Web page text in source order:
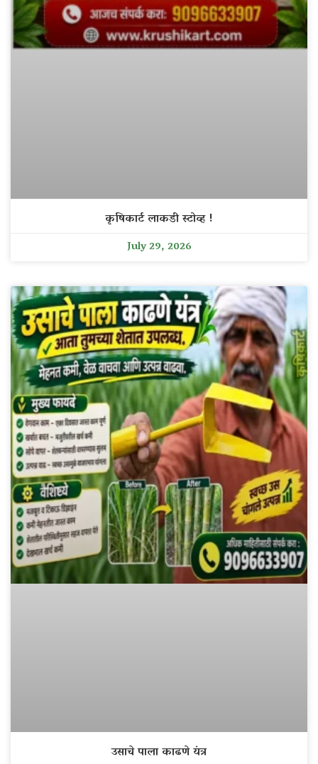
कृषिकार्ट लाकडी स्टोव्ह !
July 29, 2026
उसाचे पाला काढणे यंत्र